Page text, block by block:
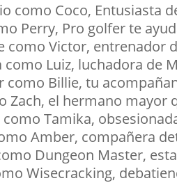
como Coco, Entusiasta
Perry, Pro golfer te
como Victor, entrenador
como Luiz, luchadora de
como Billie, tu
Zach, el hermano
Tamika,
Amber, compañera
Dungeon Master,
Wisecracking,